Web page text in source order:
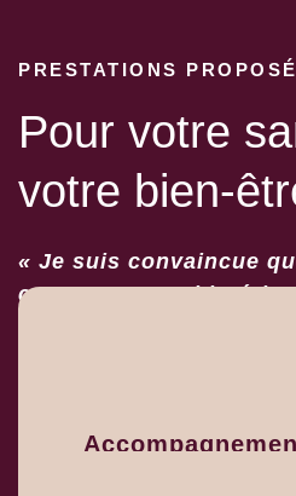
PRESTATIONS
Pour votre
votre bien-
« Je suis convaincue
commence par